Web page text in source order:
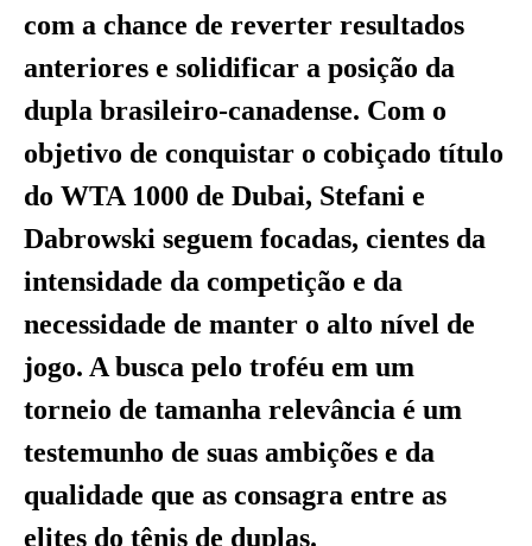
com a chance de reverter resultados
anteriores e solidificar a posição da
dupla brasileiro-canadense. Com o
objetivo de conquistar o cobiçado título
do WTA 1000 de Dubai, Stefani e
Dabrowski seguem focadas, cientes da
intensidade da competição e da
necessidade de manter o alto nível de
jogo. A busca pelo troféu em um
torneio de tamanha relevância é um
testemunho de suas ambições e da
qualidade que as consagra entre as
elites do tênis de duplas.